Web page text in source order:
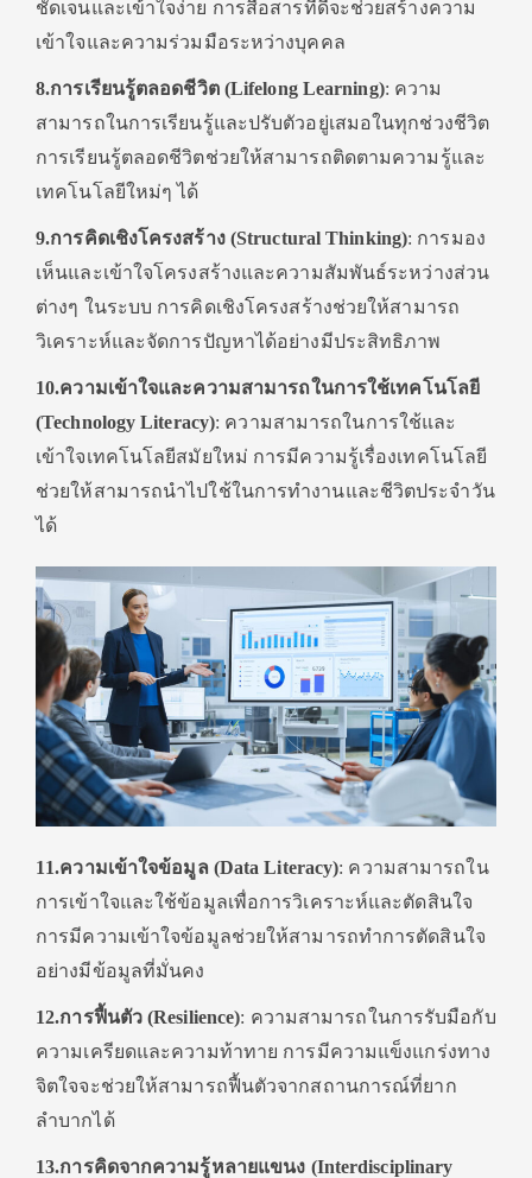
ชัดเจนและเข้าใจง่าย การสื่อสารที่ดีจะช่วยสร้างความ
เข้าใจและความร่วมมือระหว่างบุคคล
8.การเรียนรู้ตลอดชีวิต (Lifelong Learning): ความ
สามารถในการเรียนรู้และปรับตัวอยู่เสมอในทุกช่วงชีวิต
การเรียนรู้ตลอดชีวิตช่วยให้สามารถติดตามความรู้และ
เทคโนโลยีใหม่ๆ ได้
9.การคิดเชิงโครงสร้าง (Structural Thinking): การมอง
เห็นและเข้าใจโครงสร้างและความสัมพันธ์ระหว่างส่วน
ต่างๆ ในระบบ การคิดเชิงโครงสร้างช่วยให้สามารถ
วิเคราะห์และจัดการปัญหาได้อย่างมีประสิทธิภาพ
10.ความเข้าใจและความสามารถในการใช้เทคโนโลยี
(Technology Literacy): ความสามารถในการใช้และ
เข้าใจเทคโนโลยีสมัยใหม่ การมีความรู้เรื่องเทคโนโลยี
ช่วยให้สามารถนำไปใช้ในการทำงานและชีวิตประจำวัน
ได้
11.ความเข้าใจข้อมูล (Data Literacy): ความสามารถใน
การเข้าใจและใช้ข้อมูลเพื่อการวิเคราะห์และตัดสินใจ
การมีความเข้าใจข้อมูลช่วยให้สามารถทำการตัดสินใจ
อย่างมีข้อมูลที่มั่นคง
12.การฟื้นตัว (Resilience): ความสามารถในการรับมือกับ
ความเครียดและความท้าทาย การมีความแข็งแกร่งทาง
จิตใจจะช่วยให้สามารถฟื้นตัวจากสถานการณ์ที่ยาก
ลำบากได้
13.การคิดจากความรู้หลายแขนง (Interdisciplinary